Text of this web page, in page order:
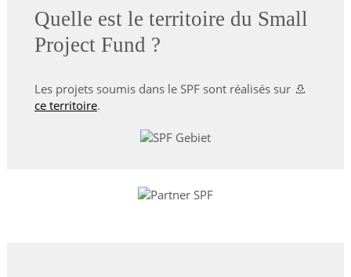
Quelle est le territoire du Small
Project Fund ?
Les projets soumis dans le SPF sont réalisés sur
ce territoire.